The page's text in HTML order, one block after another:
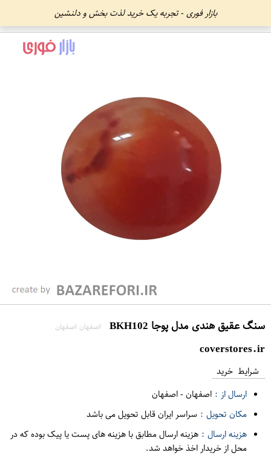
بازار فوری - تجربه یک خرید لذت بخش و دلنشین
سنگ عقیق هندی مدل پوجا BKH102 اصفهان اصفهان
coverstores.ir
شرایط خرید
ارسال از : اصفهان-اصفهان
مکان تحویل : سراسر ایران قابل تحویل می باشد
هزینه ارسال : هزینه ارسال مطابق با هزینه های پست یا پیک بوده که در
محل از خریدار اخذ خواهد شد.